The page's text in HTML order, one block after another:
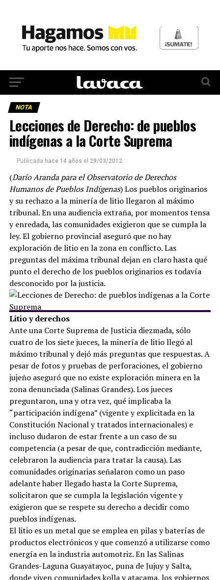
NOTA
Lecciones de Derecho: de pueblos
indígenas a la Corte Suprema
Publicada hace 14 años el 29/03/2012
(Darío Aranda para el Observatorio de Derechos
Humanos de Pueblos Indígenas) Los pueblos originarios
y su rechazo a la minería de litio llegaron al máximo
tribunal. En una audiencia extraña, por momentos tensa
y enredada, las comunidades exigieron que se cumpla la
ley. El gobierno provincial aseguró que no hay
exploración de litio en la zona en conflicto. Las
preguntas del máxima tribunal dejan en claro hasta qué
punto el derecho de los pueblos originarios es todavía
desconocido por la justicia.
Litio y derechos
Ante una Corte Suprema de Justicia diezmada, sólo
cuatro de los siete jueces, la minería de litio llegó al
máximo tribunal y dejó más preguntas que respuestas. A
pesar de fotos y pruebas de perforaciones, el gobierno
jujeño aseguró que no existe exploración minera en la
zona denunciada (Salinas Grandes). Los jueces
preguntaron, una y otra vez, qué implicaba la
“participación indígena” (vigente y explicitada en la
Constitución Nacional y tratados internacionales) e
incluso dudaron de estar frente a un caso de su
competencia (a pesar de que, contradicción mediante,
celebraron la audiencia para tratar la causa). Las
comunidades originarias señalaron como un paso
adelante haber llegado hasta la Corte Suprema,
solicitaron que se cumpla la legislación vigente y
exigieron que se respete su derecho a decidir como
pueblos indígenas.
El litio es un metal que se emplea en pilas y baterías de
productos electrónicos y que comenzó a utilizarse como
energía en la industria automotriz. En las Salinas
Grandes-Laguna Guayatayoc, puna de Jujuy y Salta,
donde viven comunidades kolla y atacama, los gobiernos